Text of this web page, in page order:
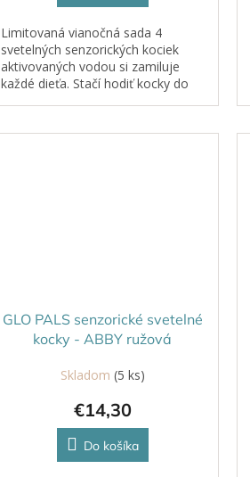
Limitovaná vianočná sada 4
svetelných senzorických kociek
aktivovaných vodou si zamiluje
každé dieťa. Stačí hodiť kocky do
GLO PALS senzorické svetelné
kocky - ABBY ružová
Skladom (5 ks)
€14,30
Do košíka